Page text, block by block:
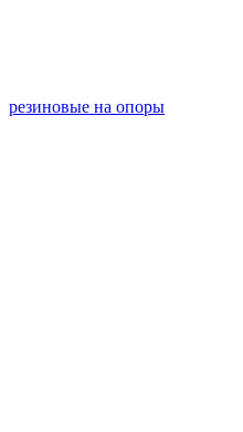
резиновые на опоры